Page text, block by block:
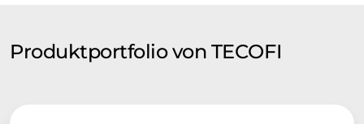
Produktportfolio von TECOFI